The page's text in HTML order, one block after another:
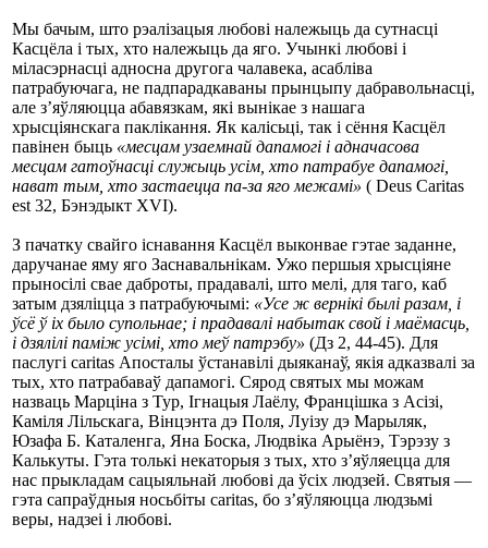
Мы бачым, што рэалізацыя любові належыць да сутнасці
Касцёла і тых, хто належыць да яго. Учынкі любові і
міласэрнасці адносна другога чалавека, асабліва
патрабуючага, не падпарадкаваны прынцыпу дабравольнасці,
але з’яўляюцца абавязкам, які вынікае з нашага
хрысціянскага паклікання. Як калісьці, так і сёння Касцёл
павінен быць «месцам узаемнай дапамогі і адначасова
месцам гатоўнасці служыць усім, хто патрабуе дапамогі,
нават тым, хто застаецца па-за яго межамі» ( Deus Caritas
est 32, Бэнэдыкт XVI).
З пачатку свайго існавання Касцёл выконвае гэтае заданне,
даручанае яму яго Заснавальнікам. Ужо першыя хрысціяне
прыносілі свае даброты, прадавалі, што мелі, для таго, каб
затым дзяліцца з патрабуючымі: «Усе ж вернікі былі разам, і
ўсё ў іх было супольнае; і прадавалі набытак свой і маёмасць,
і дзялілі паміж усімі, хто меў патрэбу» (Дз 2, 44-45). Для
паслугі caritas Апосталы ўстанавілі дыяканаў, якія адказвалі за
тых, хто патрабаваў дапамогі. Сярод святых мы можам
назваць Марціна з Тур, Ігнацыя Лаёлу, Францішка з Асізі,
Каміля Лільскага, Вінцэнта дэ Поля, Луізу дэ Марыляк,
Юзафа Б. Каталенга, Яна Боска, Людвіка Арыёнэ, Тэрэзу з
Калькуты. Гэта толькі некаторыя з тых, хто з’яўляецца для
нас прыкладам сацыяльнай любові да ўсіх людзей. Святыя —
гэта сапраўдныя носьбіты caritas, бо з’яўляюцца людзьмі
веры, надзеі і любові.